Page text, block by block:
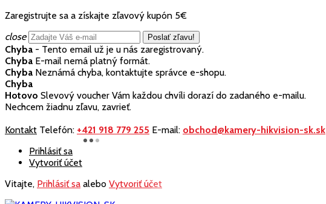
Zaregistrujte sa a získajte zľavový kupón 5€
close
Chyba - Tento email už je u nás zaregistrovaný.
Chyba E-mail nemá platný formát.
Chyba Neznámá chyba, kontaktujte správce e-shopu.
Chyba
Hotovo Slevový voucher Vám každou chvíli dorazí do zadaného e-mailu.
Nechcem žiadnu zľavu, zavrieť.
Kontakt Telefón: +421 918 779 255 E-mail: obchod@kamery-hikvision-sk.sk
Prihlásiť sa
Vytvoriť účet
Vitajte, Prihlásiť sa alebo Vytvoriť účet